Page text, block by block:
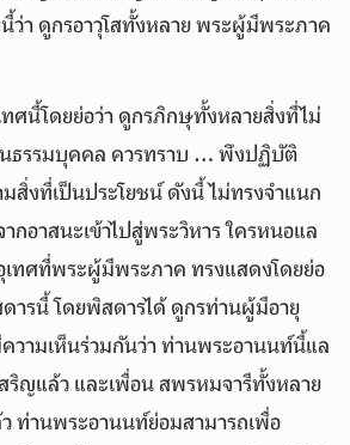
า ดูกรอาวุโสทั้งหลาย พระผู้มีพระภาค
ศนี้โดยย่อว่า ดูกรภิกษุทั้งหลายสิ่งที่ไม่
นธรรมบุคคล ควรทราบ … พึงปฏิบัติ
สิ่งที่เป็นประโยชน์ ดังนี้ ไม่ทรงจำแนก
กอาสนะเข้าไปสู่พระวิหาร ใครหนอแล
เทศที่พระผู้มีพระภาค ทรงแสดงโดยย่อ
ารนี้ โดยพิสดารได้ ดูกรท่านผู้มีอายุ
วามเห็นร่วมกันว่า ท่านพระอานนท์นี้แล
ริญแล้ว และเพื่อน สพรหมจารีทั้งหลาย
ท่านพระอานนท์ย่อมสามารถเพื่อ